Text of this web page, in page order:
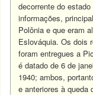
decorrente do
informações,
Polônia e que eram
Eslováquia. Os dois
foram entregues a
é datado de 6 de
1940; ambos,
e anteriores à queda